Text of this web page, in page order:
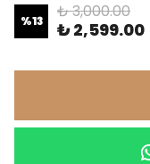
%13 ₺ 3,000.00
₺ 2,599.00